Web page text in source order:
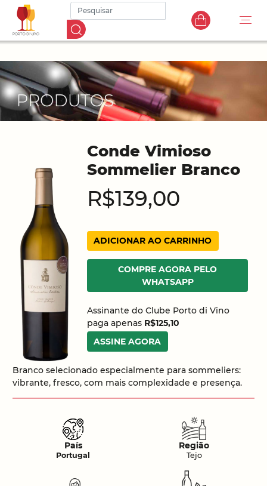
Conde Vimioso
Sommelier Branco
R$139,00
ADICIONAR AO CARRINHO
COMPRE AGORA PELO
WHATSAPP
Assinante do Clube Porto di Vino
paga apenas R$125,10
ASSINE AGORA
Branco selecionado especialmente para sommeliers:
vibrante, fresco, com mais complexidade e presença.
País
Portugal
Região
Tejo